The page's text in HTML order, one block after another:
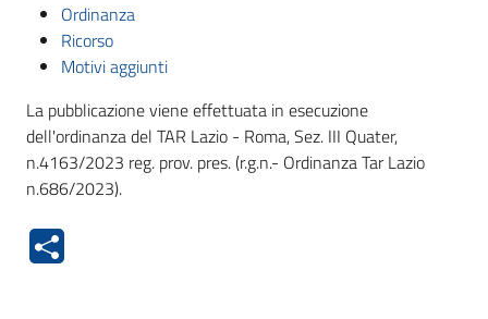
Ordinanza
Ricorso
Motivi aggiunti
La pubblicazione viene effettuata in esecuzione
dell'ordinanza del TAR Lazio - Roma, Sez. III Quater,
n.4163/2023 reg. prov. pres. (r.g.n.- Ordinanza Tar Lazio
n.686/2023).